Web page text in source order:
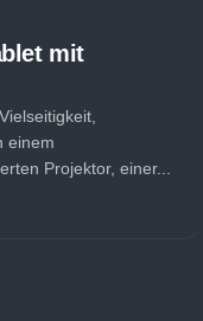
mit
einem
Projektor, einer...